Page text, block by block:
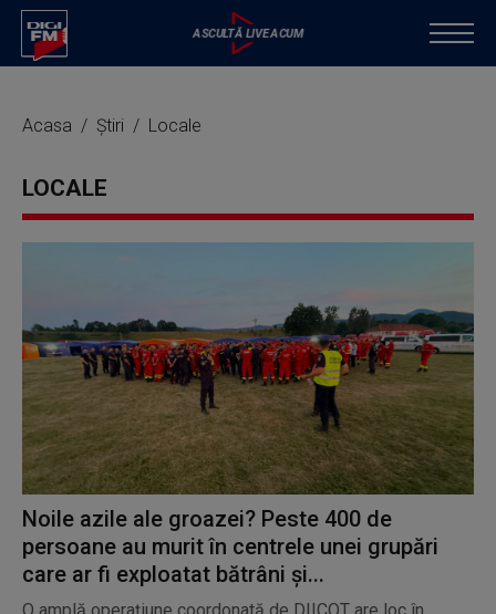
Acasa Știri Locale
LOCALE
Noile azile ale groazei? Peste 400 de
persoane au murit în centrele unei grupări
care ar fi exploatat bătrâni și...